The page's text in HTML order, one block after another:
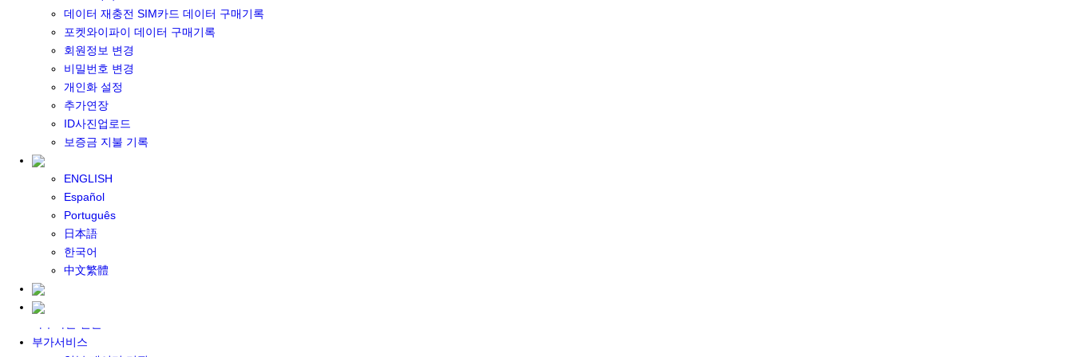
데이터 재충전 SIM카드 데이터 구매기록
포켓와이파이 데이터 구매기록
회원정보 변경
비밀번호 변경
개인화 설정
추가연장
ID사진업로드
보증금 지불 기록
ENGLISH
Español
Português
日本語
한국어
中文繁體
포켓와이파이 구매
일본 DATA
기타 아시아 DATA
MACARON DATA
DATA 이용 설명서
유심 구매
일본유심
한국유심
기타 아시아 유심
유심 설명서
데이터팩 구매
충전식 유심 카드
일본 데이터팩
한국 데이터팩
대여하기
부가서비스